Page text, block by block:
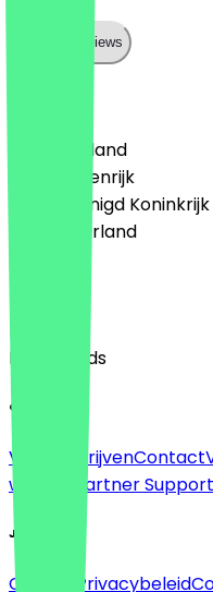
Show all reviews
🇩🇪 Duitsland
🇦🇹 Oostenrijk
🇬🇧 Verenigd Koninkrijk
🇳🇱 Nederland
English
Nederlands
Over
Voor bedrijvenContact
worden
Partner Support
Juridisch
Colofon Privacybeleid